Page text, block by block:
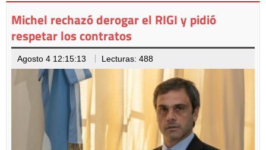
Michel rechazó derogar el RIGI y pidió
respetar los contratos
Agosto 4 12:15:13 Lecturas: 488